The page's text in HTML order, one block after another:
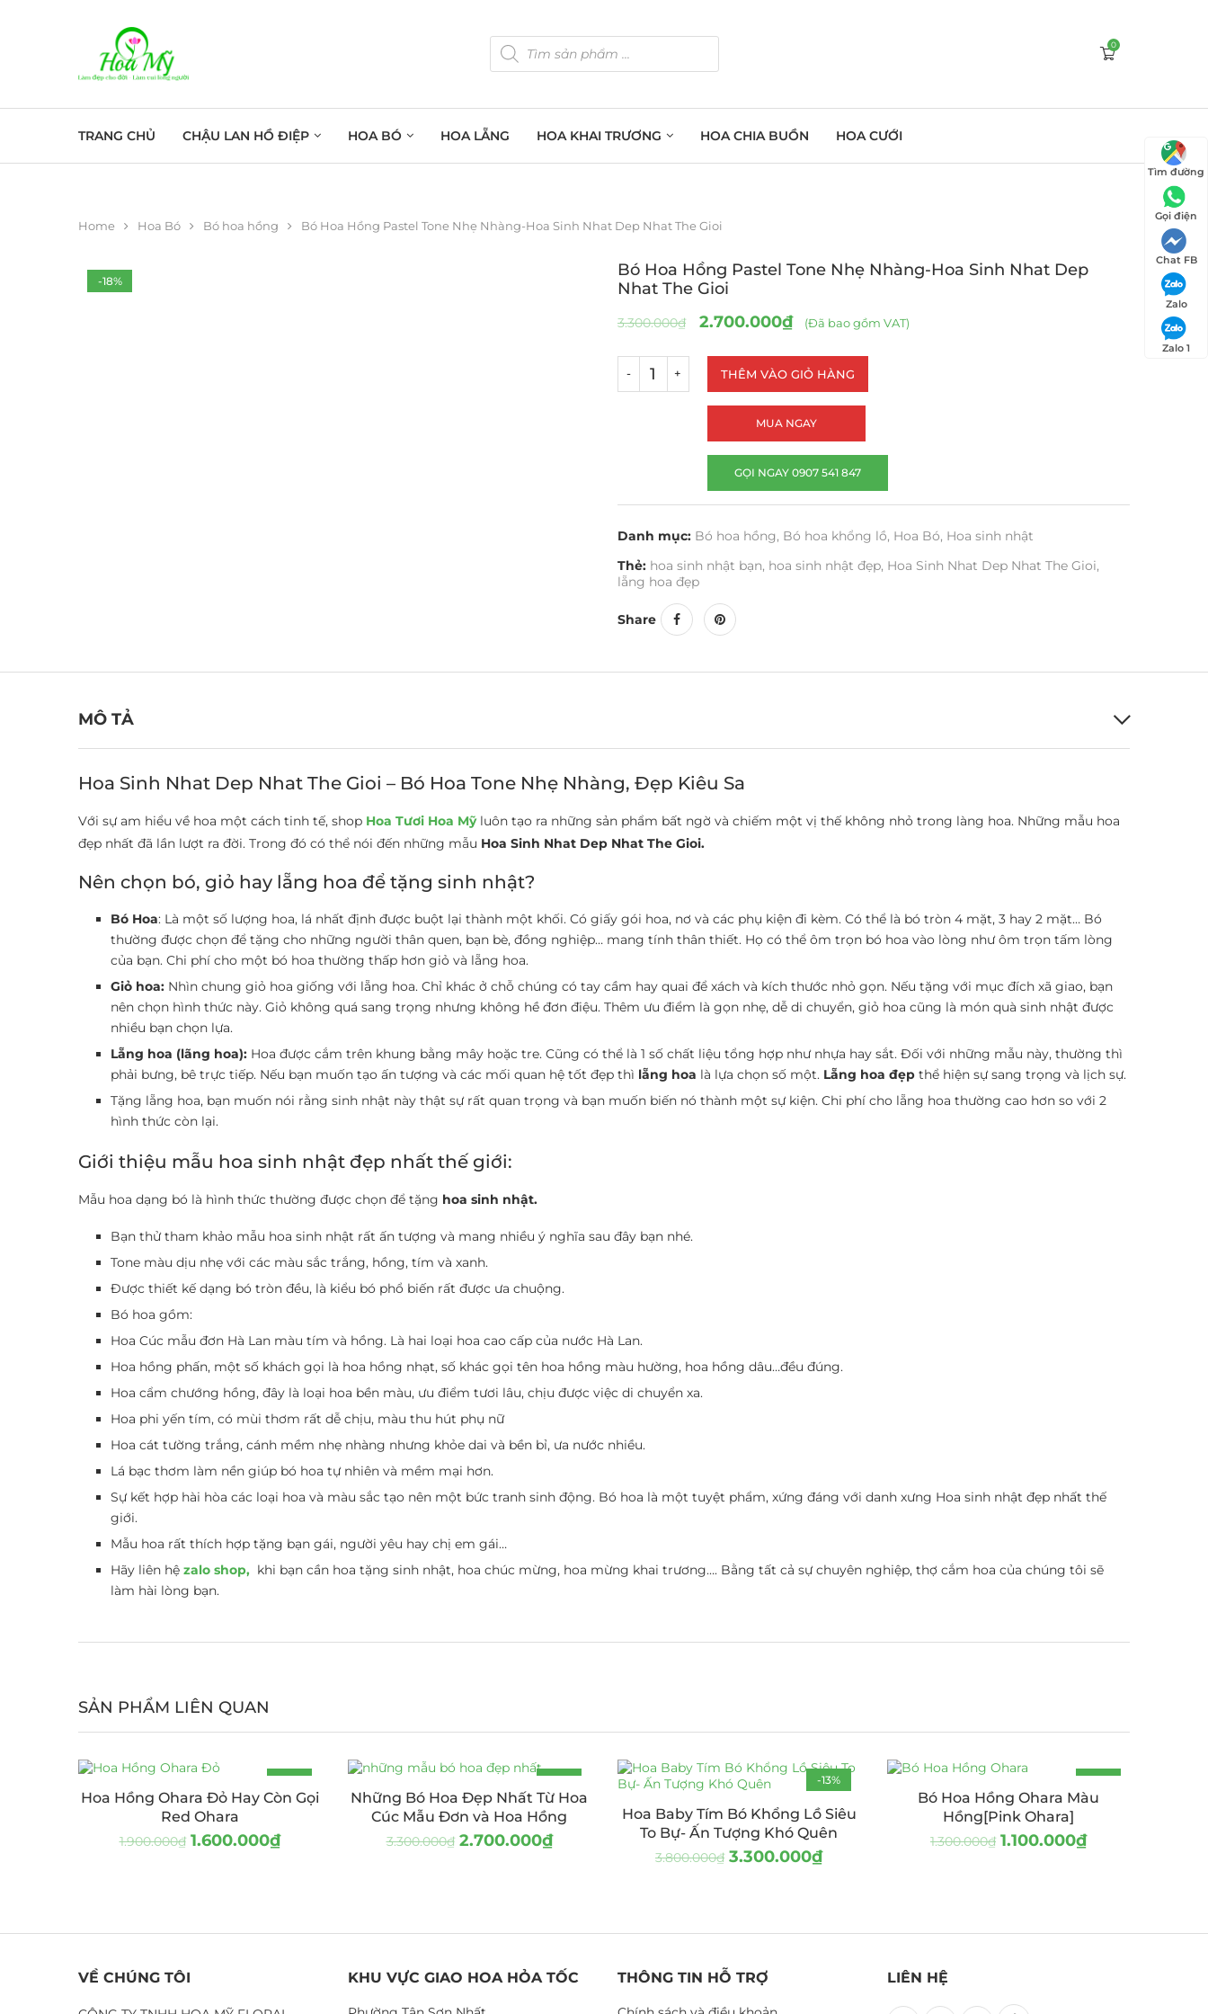
0
TRANG CHỦ CHẬU LAN HỒ ĐIỆP HOA BÓ HOA LẴNG HOA KHAI TRƯƠNG HOA CHIA BUỒN HOA CƯỚI
Home Hoa Bó Bó hoa hồng Bó Hoa Hồng Pastel Tone Nhẹ Nhàng-Hoa Sinh Nhat Dep Nhat The Gioi
-18%
Bó Hoa Hồng Pastel Tone Nhẹ Nhàng-Hoa Sinh Nhat Dep
Nhat The Gioi
3.300.000₫ 2.700.000₫ (Đã bao gồm VAT)
THÊM VÀO GIỎ HÀNG
MUA NGAY
GỌI NGAY 0907 541 847
Danh mục: Bó hoa hồng, Bó hoa khổng lồ, Hoa Bó, Hoa sinh nhật
Thẻ: hoa sinh nhật bạn, hoa sinh nhật đẹp, Hoa Sinh Nhat Dep Nhat The Gioi,
lẵng hoa đẹp
Share
MÔ TẢ
Hoa Sinh Nhat Dep Nhat The Gioi – Bó Hoa Tone Nhẹ Nhàng, Đẹp Kiêu Sa
Với sự am hiểu về hoa một cách tinh tế, shop Hoa Tươi Hoa Mỹluôn tạo ra những sản phẩm bất ngờ và chiếm một vị thế không nhỏ trong làng hoa. Những mẫu hoa
đẹp nhất đã lần lượt ra đời. Trong đó có thể nói đến những mẫu Hoa Sinh Nhat Dep Nhat The Gioi.
Nên chọn bó, giỏ hay lẵng hoa để tặng sinh nhật?
Bó Hoa: Là một số lượng hoa, lá nhất định được buột lại thành một khối. Có giấy gói hoa, nơ và các phụ kiện đi kèm. Có thể là bó tròn 4 mặt, 3 hay 2 mặt… Bó
thường được chọn để tặng cho những người thân quen, bạn bè, đồng nghiệp… mang tính thân thiết. Họ có thể ôm trọn bó hoa vào lòng như ôm trọn tấm lòng
của bạn. Chi phí cho một bó hoa thường thấp hơn giỏ và lẵng hoa.
Giỏ hoa: Nhìn chung giỏ hoa giống với lẵng hoa. Chỉ khác ở chỗ chúng có tay cầm hay quai để xách và kích thước nhỏ gọn. Nếu tặng với mục đích xã giao, bạn
nên chọn hình thức này. Giỏ không quá sang trọng nhưng không hề đơn điệu. Thêm ưu điểm là gọn nhẹ, dễ di chuyển, giỏ hoa cũng là món quà sinh nhật được
nhiều bạn chọn lựa.
Lẵng hoa (lãng hoa): Hoa được cắm trên khung bằng mây hoặc tre. Cũng có thể là 1 số chất liệu tổng hợp như nhựa hay sắt. Đối với những mẫu này, thường thì
phải bưng, bê trực tiếp. Nếu bạn muốn tạo ấn tượng và các mối quan hệ tốt đẹp thì lẵng hoa là lựa chọn số một. Lẵng hoa đẹp thể hiện sự sang trọng và lịch sự.
Tặng lẵng hoa, bạn muốn nói rằng sinh nhật này thật sự rất quan trọng và bạn muốn biến nó thành một sự kiện. Chi phí cho lẵng hoa thường cao hơn so với 2
hình thức còn lại.
Giới thiệu mẫu hoa sinh nhật đẹp nhất thế giới:
Mẫu hoa dạng bó là hình thức thường được chọn để tặng hoa sinh nhật.
Bạn thử tham khảo mẫu hoa sinh nhật rất ấn tượng và mang nhiều ý nghĩa sau đây bạn nhé.
Tone màu dịu nhẹ với các màu sắc trắng, hồng, tím và xanh.
Được thiết kế dạng bó tròn đều, là kiểu bó phổ biến rất được ưa chuộng.
Bó hoa gồm:
Hoa Cúc mẫu đơn Hà Lan màu tím và hồng. Là hai loại hoa cao cấp của nước Hà Lan.
Hoa hồng phấn, một số khách gọi là hoa hồng nhạt, số khác gọi tên hoa hồng màu hường, hoa hồng dâu…đều đúng.
Hoa cẩm chướng hồng, đây là loại hoa bền màu, ưu điểm tươi lâu, chịu được việc di chuyển xa.
Hoa phi yến tím, có mùi thơm rất dễ chịu, màu thu hút phụ nữ
Hoa cát tường trắng, cánh mềm nhẹ nhàng nhưng khỏe dai và bền bỉ, ưa nước nhiều.
Lá bạc thơm làm nền giúp bó hoa tự nhiên và mềm mại hơn.
Sự kết hợp hài hòa các loại hoa và màu sắc tạo nên một bức tranh sinh động. Bó hoa là một tuyệt phẩm, xứng đáng với danh xưng Hoa sinh nhật đẹp nhất thế
giới.
Mẫu hoa rất thích hợp tặng bạn gái, người yêu hay chị em gái…
Hãy liên hệ zalo shop, khi bạn cần hoa tặng sinh nhật, hoa chúc mừng, hoa mừng khai trương…. Bằng tất cả sự chuyên nghiệp, thợ cắm hoa của chúng tôi sẽ
làm hài lòng bạn.
SẢN PHẨM LIÊN QUAN
-16%
Hoa Hồng Ohara Đỏ Hay Còn Gọi
Red Ohara
1.900.000₫ 1.600.000₫
-18%
Những Bó Hoa Đẹp Nhất Từ Hoa
Cúc Mẫu Đơn và Hoa Hồng
3.300.000₫ 2.700.000₫
-13%
Hoa Baby Tím Bó Khổng Lồ Siêu
To Bự- Ấn Tượng Khó Quên
3.800.000₫ 3.300.000₫
-15%
Bó Hoa Hồng Ohara Màu
Hồng[Pink Ohara]
1.300.000₫ 1.100.000₫
VỀ CHÚNG TÔI KHU VỰC GIAO HOA HỎA TỐC THÔNG TIN HỖ TRỢ LIÊN HỆ
Tìm đường
Gọi điện
Chat FB
Zalo
Zalo 1